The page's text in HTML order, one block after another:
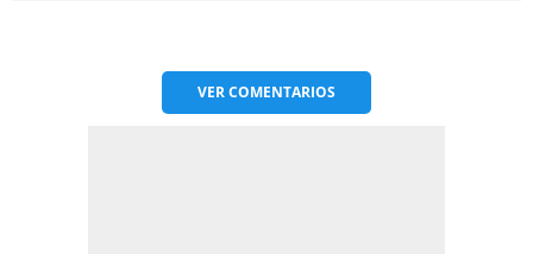
VERCOMENTARIOS